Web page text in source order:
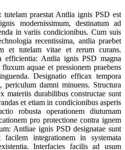
praestat Antlia ignis PSD est
modernissimum, destinatum ad
in variis condicionibus. Cum suis
recentissima, antlia praebet
et tutelam vitae et rerum curans.
efficientia: Antlia ignis PSD magna
aquae et pressionem praebens
Designatio efficax tempora
periculum damni minuens. Structura
materiis durabilibus constructae sunt
et etiam in condicionibus asperis
robusta operationem diuturnam
pro protectione contra ignem
Antliae ignis PSD designatae sunt
integrationem in systemata
Interfacies facilis ad usum